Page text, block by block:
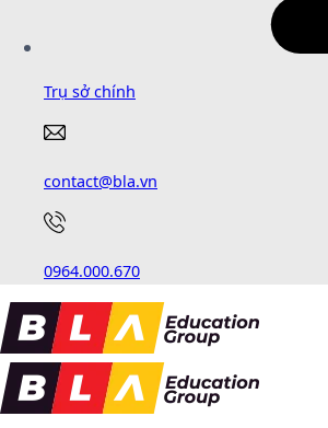
Trụ sở chính
contact@bla.vn
0964.000.670